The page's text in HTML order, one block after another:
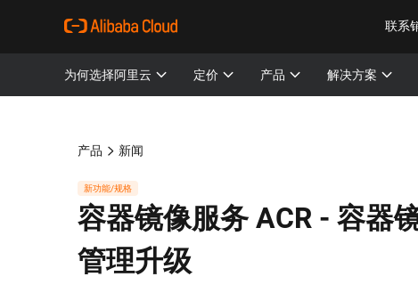
联系
为何选择阿里云 定价 产品 解决方案
产品 新闻
新功能/规格
容器镜像服务 ACR - 容器
管理升级